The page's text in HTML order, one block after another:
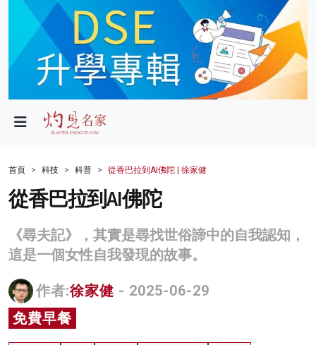
政局
財經
生活
商業
科技
影片
首頁 科技 科普 從香巴拉到AI佛陀 | 徐家健
從香巴拉到AI佛陀
《尋夫記》，其實是尋找世俗諦中的自我認知，
這是一個女性自我發現的故事。
作者:徐家健 - 2025-06-29
免費早餐